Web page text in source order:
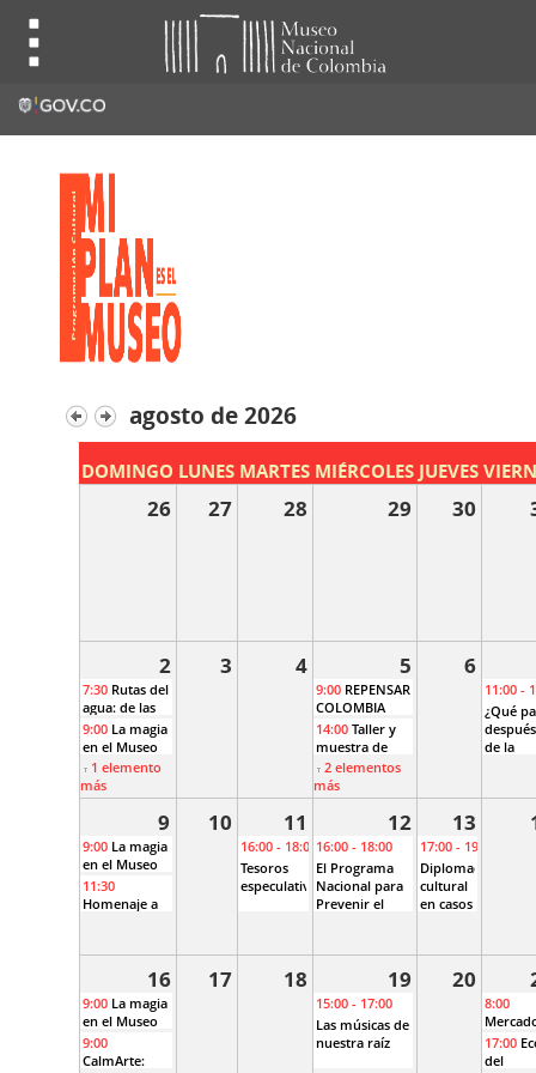
agosto de 2026
DOMINGO LUNES MARTES MIÉRCOLES JUEVES
26 27 28 29 30
2 3 4 5 6
9 10 11 12 13
16 17 18 19 20
7:30 Rutas del
agua: de las
aguadoras al
abastecimiento
de Bogotá.
Sendero
Santa Ana–La
9:00 La magia
en el Museo
1 elemento
más
9:00 REPENSAR
COLOMBIA
DESDE EL
DARIÉN
14:00 Taller y
muestra de
bordado
2 elementos
más
11:00 -
¿Qué
después
de la
9:00 La magia
en el Museo
11:30
Homenaje a
16:00 - 18:00
Tesoros
especulativos
16:00 - 18:00
El Programa
Nacional para
Prevenir el
Culturales y el
Patrimonio
Mueble"
17:00 - 19:00
Diplomacia
cultural
en casos
de
bienes
9:00 La magia
en el Museo
9:00
CalmArte:
15:00 - 17:00
Las músicas de
nuestra raíz
8:00
17:00
del